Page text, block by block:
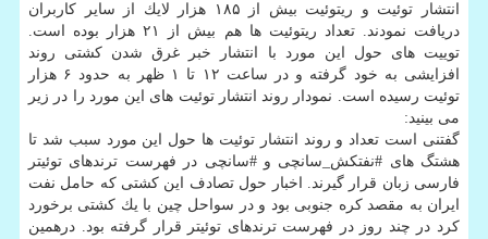
انتشار توئیت و ریتوئیت بیش از ۱۸۵ هزار لایك از سایر كاربران
دریافت نمودند. تعداد ریتوئیت ها هم بیش از ۲۱ هزار بوده است.
توییت های حول این مورد با انتشار خبر غرق شدن كشتی روند
افزایشی به خود گرفته و در ساعت ۱۲ تا ۱ ظهر به حدود ۶ هزار
توئیت رسیده است. نمودار روند انتشار توئیت های این مورد را در زیر
می بینید:
گفتنی است تعداد و روند انتشار توئیت ها حول این مورد سبب شد تا
هشتگ های #نفتكش_سانچی و #سانچی در فهرست ترندهای توئیتر
فارسی زبان قرار گیرند. اخبار حول تصادف این كشتی كه حامل نفت
ایران به مقصد كره جنوبی بود و در سواحل چین با یك كشتی برخورد
كرد در چند روز در فهرست ترندهای توئیتر قرار گرفته بود. درهمین